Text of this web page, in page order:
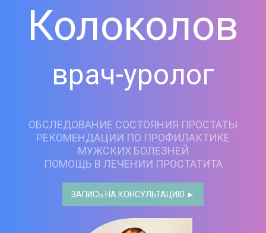
Колоколов
врач-уролог
ОБСЛЕДОВАНИЕ СОСТОЯНИЯ ПРОСТАТЫ
РЕКОМЕНДАЦИИ ПО ПРОФИЛАКТИКЕ
МУЖСКИХ БОЛЕЗНЕЙ
ПОМОЩЬ В ЛЕЧЕНИИ ПРОСТАТИТА
ЗАПИСЬ НА КОНСУЛЬТАЦИЮ ►